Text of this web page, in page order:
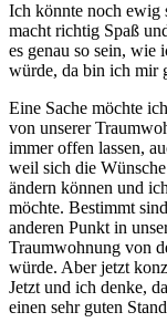
Ich könnte noch ewig
macht richtig Spaß
es genau so sein, wie
würde, da bin ich mir
Eine Sache möchte
von unserer
immer offen lassen,
weil sich die
ändern können und
möchte. Bestimmt
anderen Punkt in
Traumwohnung von
würde. Aber jetzt
Jetzt und ich denke,
einen sehr guten